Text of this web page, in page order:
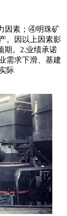
因素；④明珠矿
。因以上因素影
期。2.业绩承诺
需求下滑、基建
际